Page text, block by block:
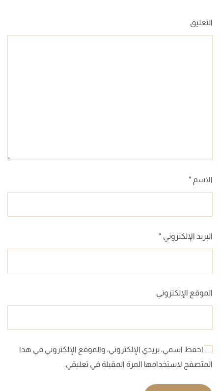
التعليق
الاسم *
البريد الإلكتروني *
الموقع الإلكتروني
احفظ اسمي، بريدي الإلكتروني، والموقع الإلكتروني في هذا
المتصفح لاستخدامها المرة المقبلة في تعليقي.